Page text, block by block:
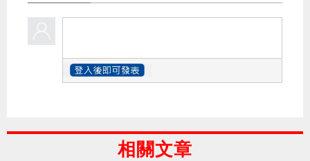
相關文章